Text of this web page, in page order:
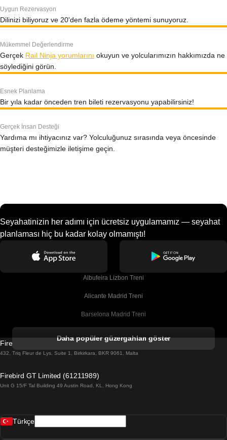
Uygun Rezervasyon
Dilinizi biliyoruz ve 20'den fazla ödeme yöntemi sunuyoruz.
Mükemmel Değerlendirme
Gerçek Rail Ninja yorumlarını okuyun ve yolcularımızın hakkımızda ne
söylediğini görün.
Esnek Planlama
Bir yıla kadar önceden tren bileti rezervasyonu yapabilirsiniz!
Gerçek İnsan Desteği
Yardıma mı ihtiyacınız var? Yolculuğunuz sırasında veya öncesinde
müşteri desteğimizle iletişime geçin.
Seyahatinizin her adımı için ücretsiz uygulamamız — seyahat
planlaması hiç bu kadar kolay olmamıştı!
Albufeira Lizbon Treni
Alicante Madrid Treni
Barselona Madrid Treni
Barselona Sevilla Treni
Belfast Dublin Treni
Daha popüler güzergahları göster
Firebird GT Limited (OC 1451)
432, Triq Fleur de Lys, Suite 1, Birkirkara, BKR 9061, Malta
Firebird GT Limited (61211989)
Unit G 15/F Tal Building 49 Austin Road, KL, Hong Kong
Türkçe